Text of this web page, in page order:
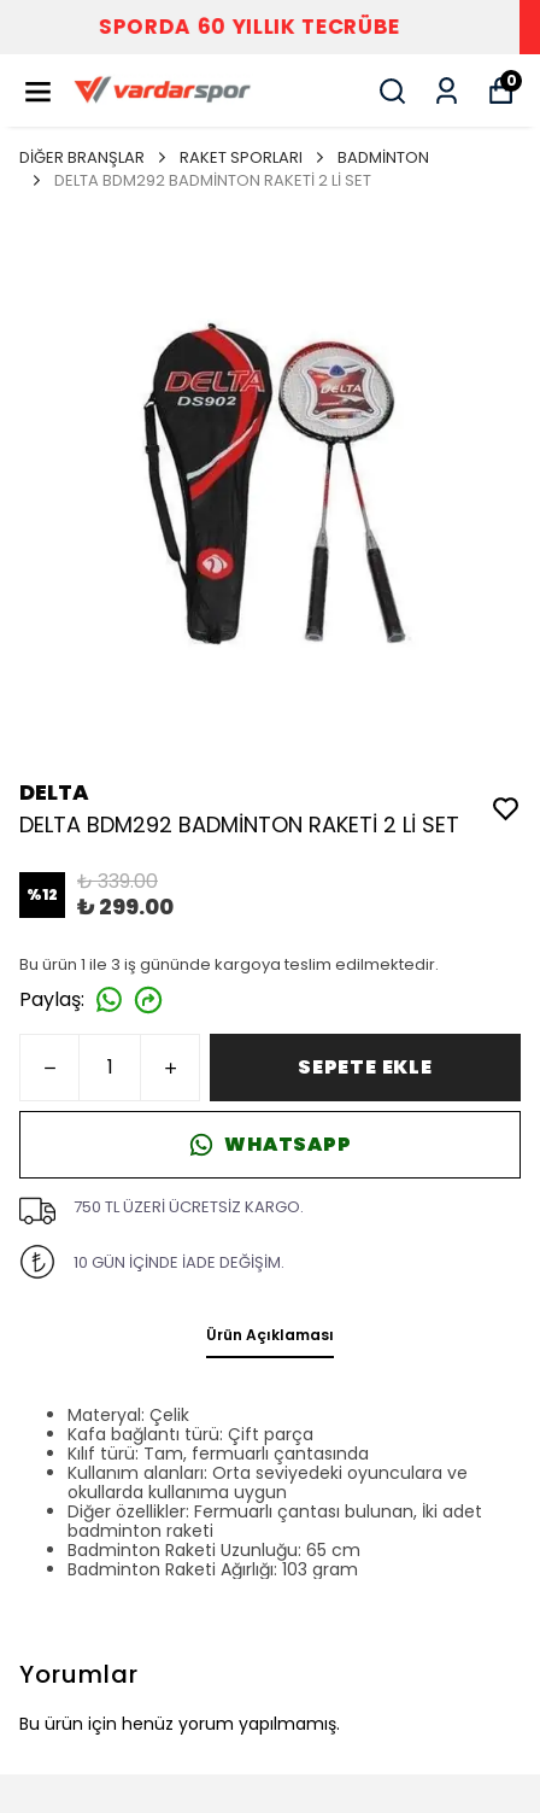
VARDAR SPOR
0
DİĞER BRANŞLAR RAKET SPORLARI
BADMİNTON
DELTA BDM292 BADMİNTON RAKETİ 2 Lİ SET
DELTA
DELTA BDM292 BADMİNTON RAKETİ 2 Lİ SET
%12 ₺ 339.00
₺ 299.00
Bu ürün 1 ile 3 iş gününde kargoya teslim edilmektedir.
Paylaş:
SEPETE EKLE
WHATSAPP
750 TL ÜZERİ ÜCRETSİZ KARGO.
10 GÜN İÇİNDE İADE DEĞİŞİM.
Ürün Açıklaması
Materyal: Çelik
Kafa bağlantı türü: Çift parça
Kılıf türü: Tam, fermuarlı çantasında
Kullanım alanları: Orta seviyedeki oyunculara ve
okullarda kullanıma uygun
Diğer özellikler: Fermuarlı çantası bulunan, İki adet
badminton raketi
Badminton Raketi Uzunluğu: 65 cm
Badminton Raketi Ağırlığı: 103 gram
Yorumlar
Bu ürün için henüz yorum yapılmamış.